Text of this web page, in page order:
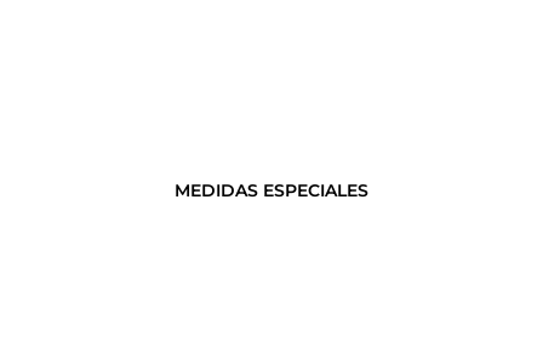
MEDIDAS ESPECIALES